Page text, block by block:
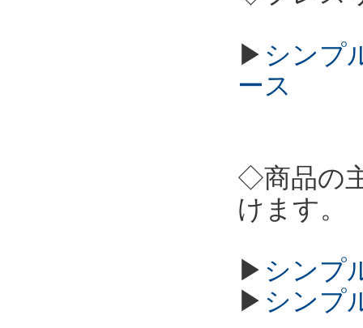
▶ シンプ
ース
◇商品の
けます。
▶ シンプ
▶ シンプ